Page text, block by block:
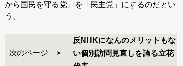
から国民を守る党」を「民主党」にするのだとい
う。
次のページ
反NHKになんのメリットもな
い個別訪問見直しを誇る立花